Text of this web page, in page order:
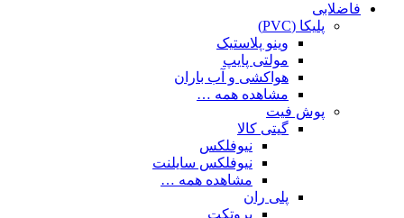
فاضلابی
پلیکا (PVC)
وینو پلاستیک
مولتی پایپ
هواکشی و آب باران
مشاهده همه …
پوش فیت
گیتی کالا
نیوفلکس
نیوفلکس سایلنت
مشاهده همه …
پلی ران
پروتکت